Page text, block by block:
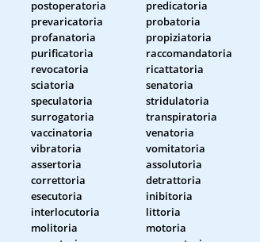
postoperatoria predicatoria
prevaricatoria probatoria
profanatoria propiziatoria
purificatoria raccomandatoria
revocatoria ricattatoria
sciatoria senatoria
speculatoria stridulatoria
surrogatoria transpiratoria
vaccinatoria venatoria
vibratoria vomitatoria
assertoria assolutoria
correttoria detrattoria
esecutoria inibitoria
interlocutoria littoria
molitoria motoria